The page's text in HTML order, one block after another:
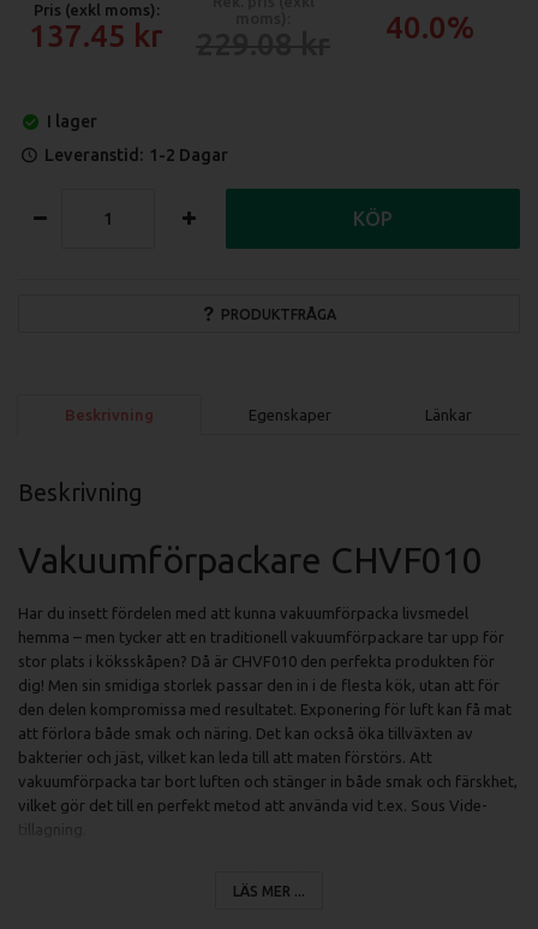
Pris (exkl moms):
137.45 40.0%
I lager
Leveranstid: 1-2 Dagar
PRODUKTFRÅGA
KÖP
Beskrivning Egenskaper Länkar
Beskrivning
Vakuumförpackare CHVF010
Har du insett fördelen med att kunna vakuumförpacka livsmedel
hemma – men tycker att en traditionell vakuumförpackare tar upp för
stor plats i köksskåpen? Då är CHVF010 den perfekta produkten för
dig! Men sin smidiga storlek passar den in i de flesta kök, utan att för
den delen kompromissa med resultatet. Exponering för luft kan få mat
att förlora både smak och näring. Det kan också öka tillväxten av
bakterier och jäst, vilket kan leda till att maten förstörs. Att
vakuumförpacka tar bort luften och stänger in både smak och färskhet,
vilket gör det till en perfekt metod att använda vid t.ex. Sous Vide-
Zip-påsar vakuumförpackar livsmedel på ett enkelt och smidigt sätt.
LÄS MER ...